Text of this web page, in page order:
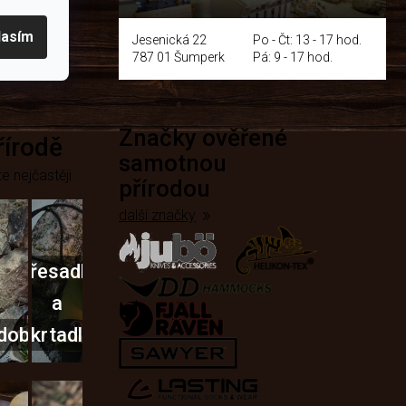
Jesenická 22
787 01 Šumperk
Po - Čt: 13 - 17 hod.
Pá: 9 - 17 hod.
nejčastěji
Křesadla
a
škrtadla
Značky ověřené
samotnou
přírodou
další značky